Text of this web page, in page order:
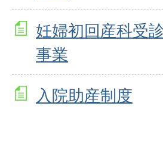
妊婦初回産科受
事業
入院助産制度